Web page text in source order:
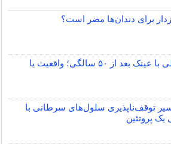
برای دندان‌ها مضر است؟
خداحافظی با عینک بعد از ۵۰ سالگی؛ واقعیت یا
توقف‌ناپذیری سلول‌های سرطانی با
یک پروتئین